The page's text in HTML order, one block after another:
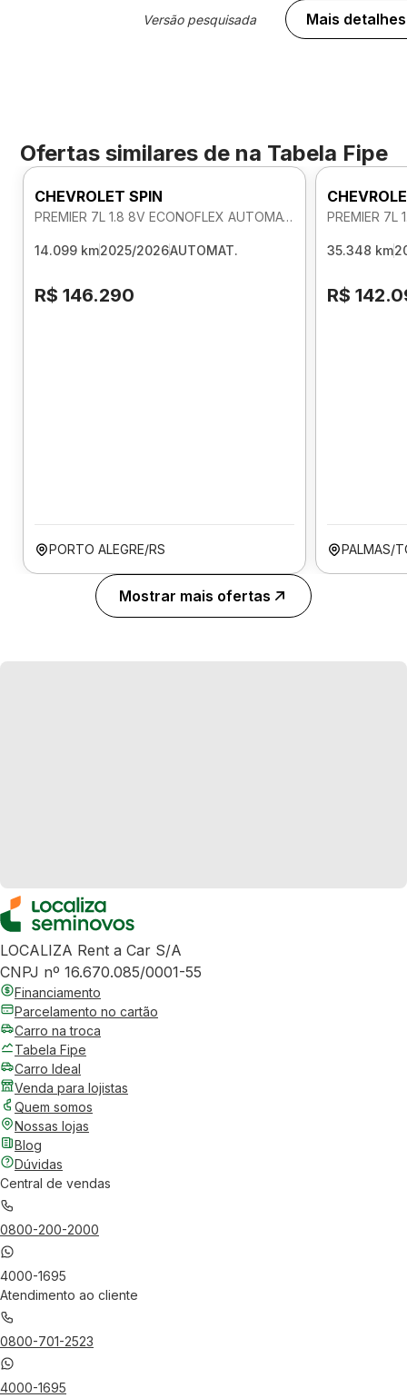
Versão pesquisada Mais detalhes
Ofertas similares de na Tabela Fipe
CHEVROLET SPIN
PREMIER 7L 1.8 8V ECONOFLEX AUTOMATICO
14.099 km2025/2026AUTOMAT.
R$ 146.290
PORTO ALEGRE/RS
35.348 km
R$
PALMAS/
Mostrar mais ofertas
LOCALIZA Rent a Car S/A
CNPJ nº 16.670.085/0001-55
Financiamento
Parcelamento no cartão
Carro na troca
Tabela Fipe
Carro Ideal
Venda para lojistas
Quem somos
Nossas lojas
Blog
Dúvidas
Central de vendas
0800-200-2000
4000-1695
Atendimento ao cliente
0800-701-2523
4000-1695